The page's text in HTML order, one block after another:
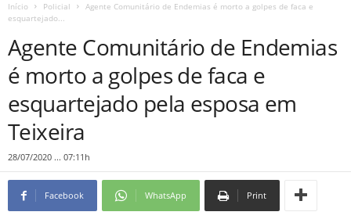
Início Policial
Agente Comunitário de Endemias é morto a golpes de faca e
esquartejado...
Agente Comunitário de Endemias
é morto a golpes de faca e
esquartejado pela esposa em
Teixeira
28/07/2020 ... 07:11h
Facebook WhatsApp Print